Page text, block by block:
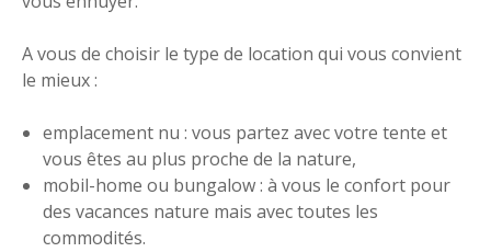
A vous de choisir le type de location qui vous convient
le mieux :
emplacement nu : vous partez avec votre tente et
vous êtes au plus proche de la nature,
mobil-home ou bungalow : à vous le confort pour
des vacances nature mais avec toutes les
commodités.